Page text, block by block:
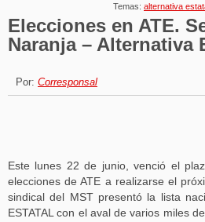
Temas: alternativa
Elecciones en ATE.
Naranja – Alternativa
Por: Corresponsal
Este lunes 22 de junio, venció el
elecciones de ATE a realizarse el
sindical del MST presentó la lista
ESTATAL con el aval de varios miles